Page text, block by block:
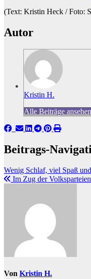
(Text: Kristin Heck / Foto:
Autor
Kristin H.
Alle Beiträge ansehen
Beitrags-
Wenig Schlaf, viel Spaß
Im Zug der
Von Kristin H.